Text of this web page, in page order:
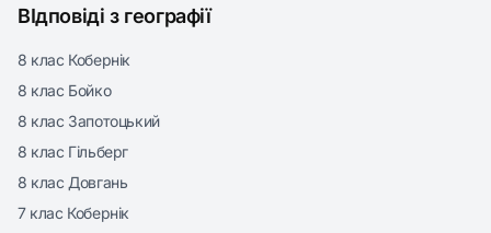
ВІдповіді з географії
8 клас Кобернік
8 клас Бойко
8 клас Запотоцький
8 клас Гільберг
8 клас Довгань
7 клас Кобернік